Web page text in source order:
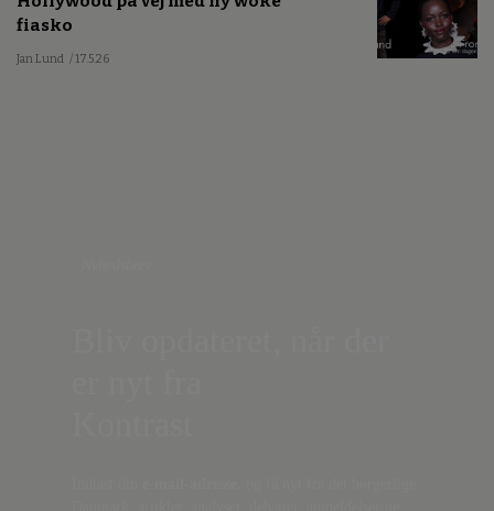
fiasko
Jan Lund / 17.5.26